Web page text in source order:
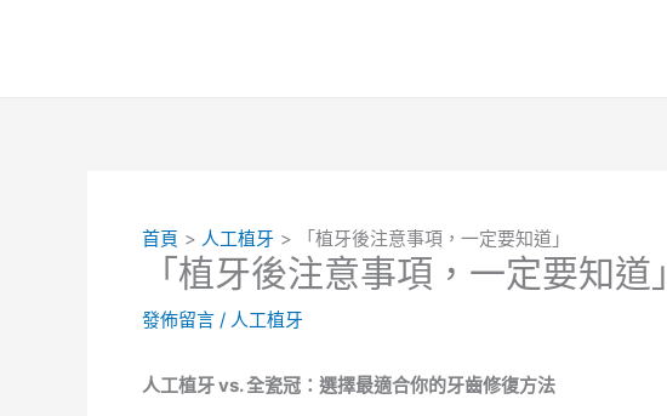
首頁 人工植牙 「植牙後注意事項，一定要知道」
「植牙後注意事項，一定要知道」
發佈留言 / 人工植牙
人工植牙 vs. 全瓷冠：選擇最適合你的牙齒修復方法